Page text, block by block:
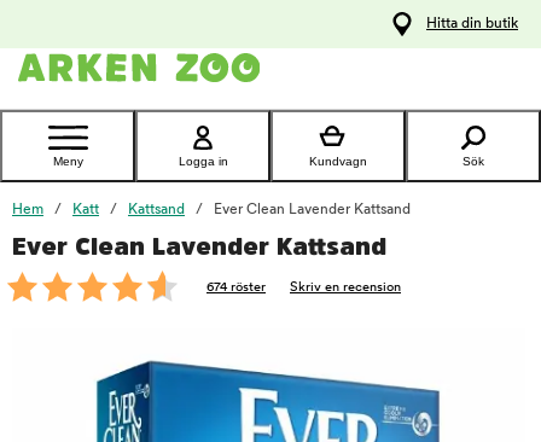
Kontakta
Hitta din butik
Meny Logga in Kundvagn Sök
Hem Katt Kattsand Ever Clean Lavender Kattsand
Ever Clean Lavender Kattsand
674 röster Skriv en recension
foo